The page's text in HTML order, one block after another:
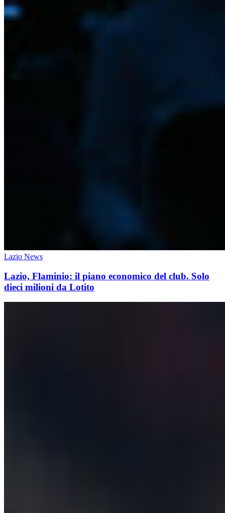
Lazio News
Lazio, Flaminio: il piano economico del club. Solo
dieci milioni da Lotito